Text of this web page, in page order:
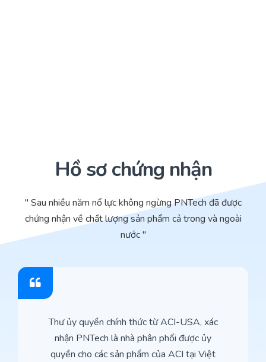
Hồ sơ chứng nhận
" Sau nhiều năm nổ lực không ngừng PNTech đã được
chứng nhận về chất lượng sản phẩm cả trong và ngoài
nước "
Thư ủy quyền chính thức từ ACI-USA, xác
nhận PNTech là nhà phân phối được ủy
quyền cho các sản phẩm của ACI tại Việt